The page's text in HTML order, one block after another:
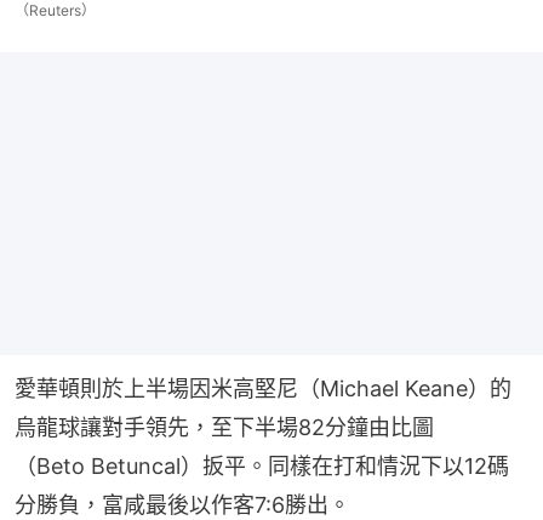
（Reuters）
愛華頓則於上半場因米高堅尼（Michael Keane）的
烏龍球讓對手領先，至下半場82分鐘由比圖
（Beto Betuncal）扳平。同樣在打和情況下以12碼
分勝負，富咸最後以作客7:6勝出。